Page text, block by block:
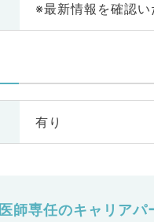
※最新情報を確認
有り
医師専任のキャリアパ